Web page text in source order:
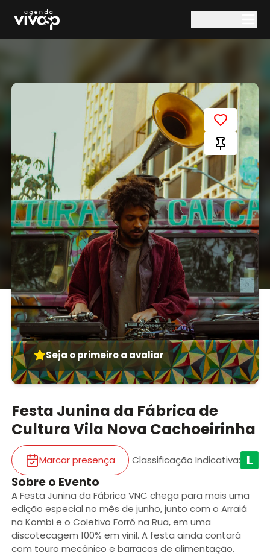
Seja o primeiro a avaliar
Festa Junina da Fábrica de
Cultura Vila Nova Cachoeirinha
Marcar presença Classificação Indicativa:
Sobre o Evento
A Festa Junina da Fábrica VNC chega para mais uma
edição especial no mês de junho, junto com o Arraiá
na Kombi e o Coletivo Forró na Rua, em uma
discotecagem 100% em vinil. A festa ainda contará
com touro mecânico e barracas de alimentação.